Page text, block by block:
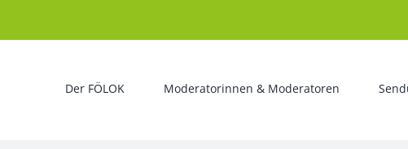
Der FÖLOK Moderatorinnen & Moderatoren